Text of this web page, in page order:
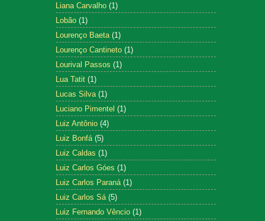
Liana Carvalho (1)
Lobão (1)
Lourenço Baeta (1)
Lourenço Cantineto (1)
Lourival Passos (1)
Lua Tatit (1)
Lucas Silva (1)
Luciano Pimentel (1)
Luiz Antônio (4)
Luiz Bonfá (5)
Luiz Caldas (1)
Luiz Carlos Góes (1)
Luiz Carlos Paraná (1)
Luiz Carlos Sá (5)
Luiz Fernando Vêncio (1)